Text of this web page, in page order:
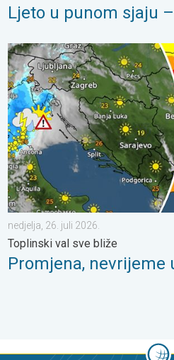
Ljeto u punom sjaju
Promjena, nevrijeme u nekim
nedjelja, 26. juli 2026.
Toplinski val sve bliže
Promjena, nevrijeme